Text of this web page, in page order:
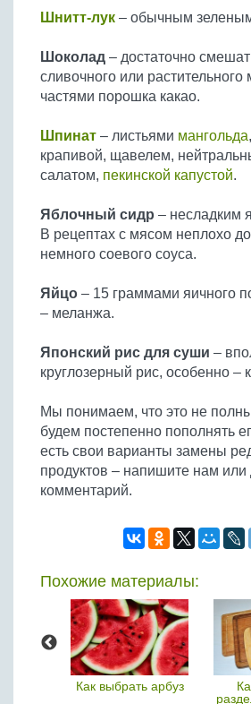
Шнитт-лук – обычным
Шоколад – достаточно
сливочного или растительного
частями порошка какао.
Шпинат – листьями мангольда
крапивой, щавелем,
салатом, пекинской капустой.
Яблочный сидр – несладким
В рецептах с мясом неплохо
немного соевого соуса.
Яйцо – 15 граммами яичного
– меланжа.
Японский рис для суши –
круглозерный рис, особенно –
Мы понимаем, что это не
будем постепенно пополнять
есть свои варианты замены
продуктов – напишите нам или
комментарий.
Похожие материалы:
Как выбрать арбуз